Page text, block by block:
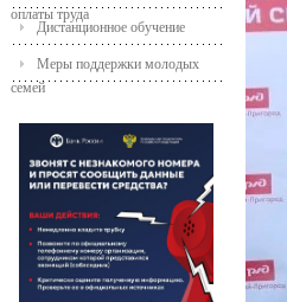
оплаты труда
Дистанционное обучение
Меры поддержки молодых
семей